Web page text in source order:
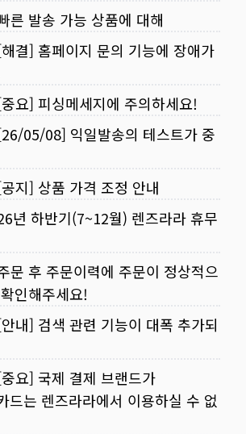
른 발송 가능 상품에 대해
결] 홈페이지 문의 기능에 장애가
요] 피싱메세지에 주의하세요!
05/08] 익일발송의 테스트가 중
지] 상품 가격 조정 안내
년 하반기(7~12월) 렌즈라라 휴무
문 후 주문이력에 주문이 정상적으
인해주세요!
내] 검색 관련 기능이 대폭 추가되
요] 국제 결제 브랜드가
드는 렌즈라라에서 이용하실 수 없